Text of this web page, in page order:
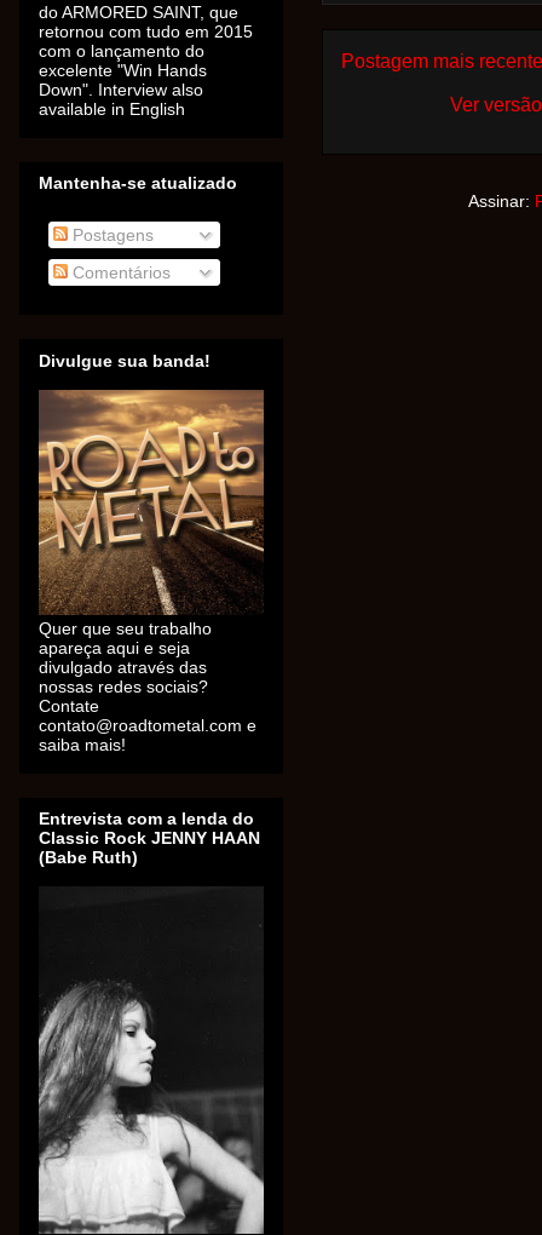
Postagem mais recente
Ver
Assinar:
do ARMORED SAINT, que
retornou com tudo em 2015
com o lançamento do
excelente "Win Hands
Down". Interview also
available in English
Mantenha-se atualizado
Postagens
Comentários
Divulgue sua banda!
Quer que seu trabalho
apareça aqui e seja
divulgado através das
nossas redes sociais?
Contate
contato@roadtometal.com e
saiba mais!
Entrevista com a lenda do
Classic Rock JENNY HAAN
(Babe Ruth)